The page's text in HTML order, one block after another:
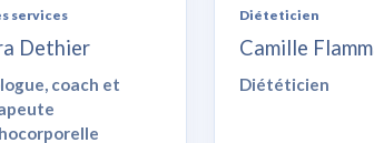
services
Dethier
coach et
Diéteticien
Camille
Diététicien